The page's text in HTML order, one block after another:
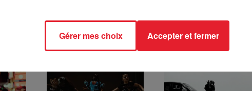
Franglish & Keblack -
Génération Impolie
Gérer mes choix Accepter et fermer